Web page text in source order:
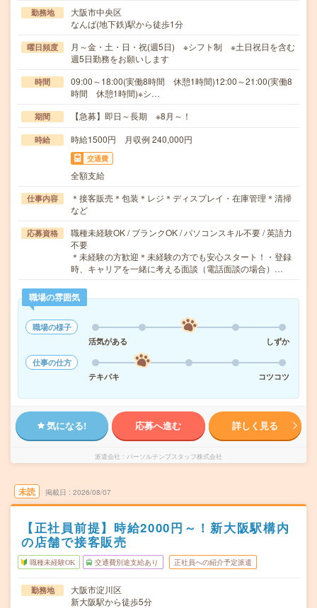
勤務地
大阪市中央区
なんば(地下鉄)駅から徒歩1分
曜日頻度
月～金・土・日・祝(週5日) ※シフト制 ※土日祝日を含む
週5日勤務をお願いします
時間
09:00～18:00(実働8時間 休憩1時間)12:00～21:00(実働8
時間 休憩1時間)※シ…
期間 【急募】即日～長期 ※8月～！
時給 時給1500円 月収例 240,000円
交通費
全額支給
仕事内容
＊接客販売＊包装＊レジ＊ディスプレイ・在庫管理＊清掃
など
応募資格
職種未経験OK / ブランクOK / パソコンスキル不要 / 英語力
不要
＊未経験の方歓迎＊未経験の方でも安心スタート！・登録
時、キャリアを一緒に考える面談（電話面談の場合）…
職場の雰囲気
職場の様子
活気がある
しずか
仕事の仕方
テキパキ
コツコツ
気になる! 応募へ進む 詳しく見る
派遣会社 パーソルテンプスタッフ株式会社
未読 掲載日 2026/08/07
【正社員前提】時給2000円～！新大阪駅構内
の店舗で接客販売
職種未経験OK 交通費別途支給あり 正社員への紹介予定派遣
勤務地
大阪市淀川区
新大阪駅から徒歩5分